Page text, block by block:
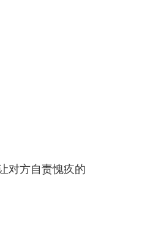
对方自责愧疚的